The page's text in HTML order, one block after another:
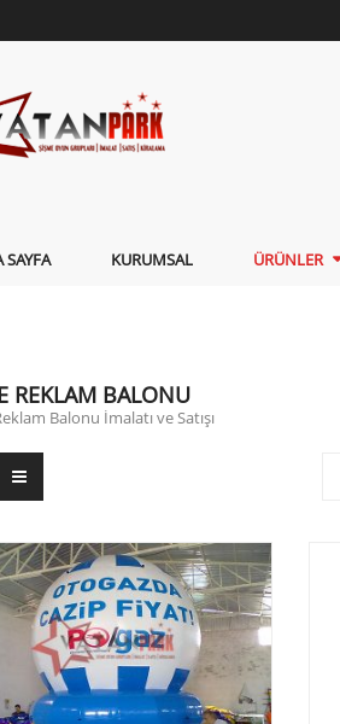
SAYFA KURUMSAL ÜRÜNLER
REKLAM BALONU
Balonu İmalatı ve Satışı